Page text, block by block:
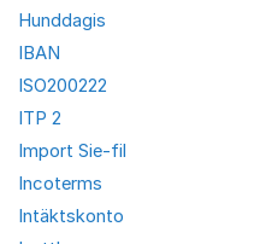
Hunddagis
IBAN
ISO200222
ITP 2
Import Sie-fil
Incoterms
Intäktskonto